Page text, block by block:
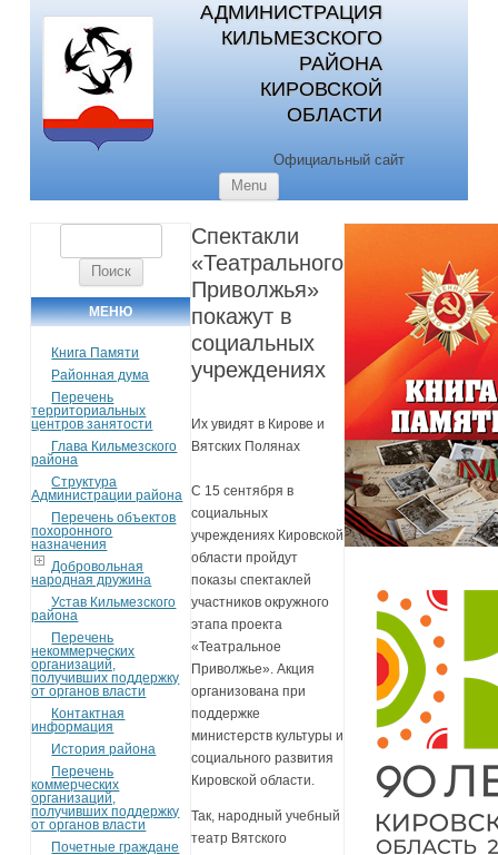
АДМИНИСТРАЦИЯ
КИЛЬМЕЗСКОГО
РАЙОНА
КИРОВСКОЙ
ОБЛАСТИ
Официальный сайт
Menu
МЕНЮ
Книга Памяти
Районная дума
Перечень
территориальных
центров занятости
Глава Кильмезского
района
Структура
Администрации района
Перечень объектов
похоронного
назначения
Добровольная
народная дружина
Устав Кильмезского
района
Перечень
некоммерческих
организаций,
получивших поддержку
от органов власти
Контактная
информация
История района
Перечень
коммерческих
организаций,
получивших поддержку
от органов власти
Почетные граждане
Спектакли
«Театрального
Приволжья»
покажут в
социальных
учреждениях
Их увидят в Кирове и
Вятских Полянах
С 15 сентября в
социальных
учреждениях Кировской
области пройдут
показы спектаклей
участников окружного
этапа проекта
«Театральное
Приволжье». Акция
организована при
поддержке
министерств культуры и
социального развития
Кировской области.
Так, народный учебный
театр Вятского